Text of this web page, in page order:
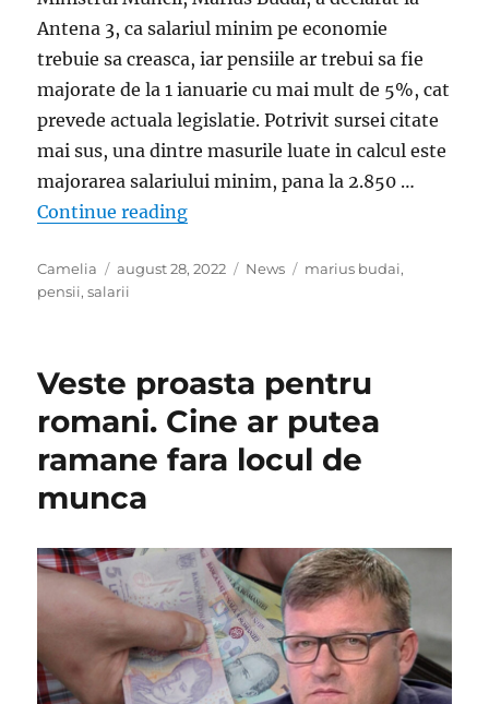
Antena 3, ca salariul minim pe economie
trebuie sa creasca, iar pensiile ar trebui sa fie
majorate de la 1 ianuarie cu mai mult de 5%, cat
prevede actuala legislatie. Potrivit sursei citate
mai sus, una dintre masurile luate in calcul este
majorarea salariului minim, pana la 2.850 …
Continue reading„Ministrul Muncii a facut anuntul.
Author
Camelia
Posted
on
august 28, 2022 Categories
News Tags
marius budai,
pensii,salarii
Veste proasta pentru
romani. Cine ar putea
ramane fara locul de
munca